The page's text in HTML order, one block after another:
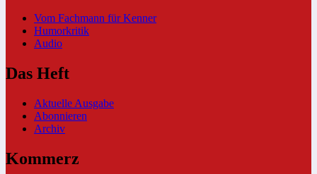
Vom Fachmann für Kenner
Humorkritik
Audio
Das Heft
Aktuelle Ausgabe
Abonnieren
Archiv
Kommerz